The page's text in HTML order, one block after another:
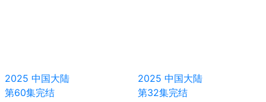
2025 中国大陆
第60集完结
2025 中国大陆
第32集完结